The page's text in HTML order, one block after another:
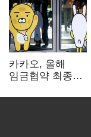
카카오, 올해
임금협약 최종
인상·격려금